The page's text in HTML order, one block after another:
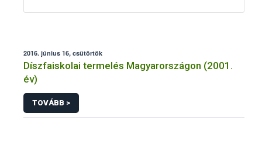
2016. június 16, csütörtök
Díszfaiskolai termelés Magyarországon (2001.
év)
TOVÁBB >